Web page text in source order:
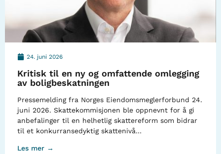
24. juni 2026
Kritisk til en ny og omfattende omlegging
av boligbeskatningen
Pressemelding fra Norges Eiendomsmeglerforbund 24.
juni 2026. Skattekommisjonen ble oppnevnt for å gi
anbefalinger til en helhetlig skattereform som bidrar
til et konkurransedyktig skattenivå…
Les mer →